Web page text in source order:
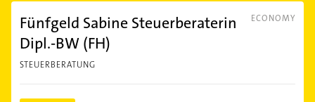
ECONOMY
Fünfgeld Sabine Steuerberaterin
Dipl.-BW (FH)
STEUERBERATUNG